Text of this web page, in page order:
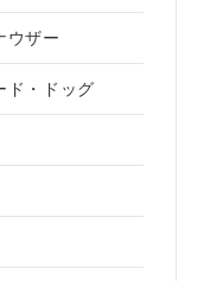
ウザー
ド・ドッグ